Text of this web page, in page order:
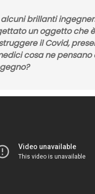
brillanti
un oggetto che
il Covid,
cosa ne pensano